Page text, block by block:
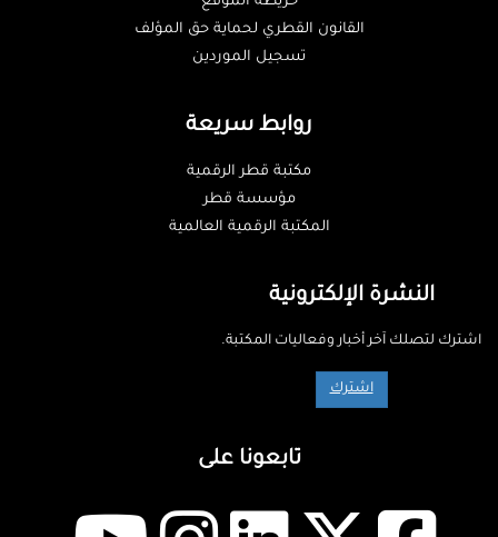
القانون القطري لحماية حق المؤلف
تسجيل الموردين
روابط سريعة
مكتبة قطر الرقمية
مؤسسة قطر
المكتبة الرقمية العالمية
النشرة الإلكترونية
اشترك لتصلك آخر أخبار وفعاليات المكتبة.
اشترك
تابعونا على